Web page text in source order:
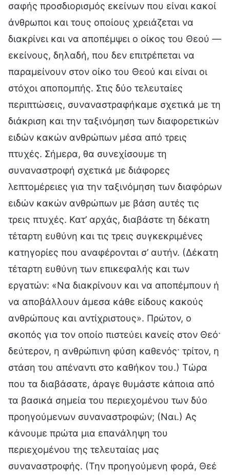
σαφής προσδιορισμός εκείνων που είναι κακοί
άνθρωποι και τους οποίους χρειάζεται να
διακρίνει και να αποπέμψει ο οίκος του Θεού —
εκείνους, δηλαδή, που δεν επιτρέπεται να
παραμείνουν στον οίκο του Θεού και είναι οι
στόχοι αποπομπής. Στις δύο τελευταίες
περιπτώσεις, συναναστραφήκαμε σχετικά με τη
διάκριση και την ταξινόμηση των διαφορετικών
ειδών κακών ανθρώπων μέσα από τρεις
πτυχές. Σήμερα, θα συνεχίσουμε τη
συναναστροφή σχετικά με διάφορες
λεπτομέρειες για την ταξινόμηση των διαφόρων
ειδών κακών ανθρώπων με βάση αυτές τις
τρεις πτυχές. Κατ’ αρχάς, διαβάστε τη δέκατη
τέταρτη ευθύνη και τις τρεις συγκεκριμένες
κατηγορίες που αναφέρονται σ’ αυτήν. (Δέκατη
τέταρτη ευθύνη των επικεφαλής και των
εργατών: «Να διακρίνουν και να αποπέμπουν ή
να αποβάλλουν άμεσα κάθε είδους κακούς
ανθρώπους και αντίχριστους». Πρώτον, ο
σκοπός για τον οποίο πιστεύει κανείς στον Θεό·
δεύτερον, η ανθρώπινη φύση καθενός· τρίτον, η
στάση του απέναντι στο καθήκον του.) Τώρα
που τα διαβάσατε, άραγε θυμάστε κάποια από
τα βασικά σημεία του περιεχομένου των δύο
προηγούμενων συναναστροφών; (Ναι.) Ας
κάνουμε πρώτα μια επανάληψη του
περιεχομένου της τελευταίας μας
συναναστροφής. (Την προηγούμενη φορά, Θεέ